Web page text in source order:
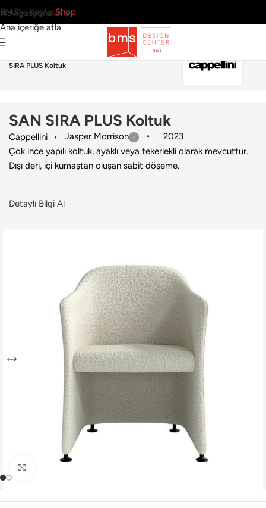
Navigasyona atla
Ana içeriğe atla
BMS’yi KeşfetShop
›Cappellini ›SAN
SIRA PLUS Koltuk
SAN SIRA PLUS Koltuk
Cappellini Jasper Morrison
2023
Çok ince yapılı koltuk, ayaklı veya tekerlekli olarak mevcuttur.
Dışı deri, içi kumaştan oluşan sabit döşeme.
Detaylı Bilgi Al